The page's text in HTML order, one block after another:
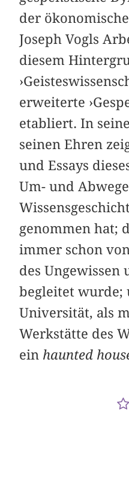
der
Joseph Vogls
diesem
erweiterte
etabliert. In
seinen Ehren
und Essays
Um- und
genommen hat;
immer schon
des
begleitet
Universität, als
Werkstätte des
ein haunted